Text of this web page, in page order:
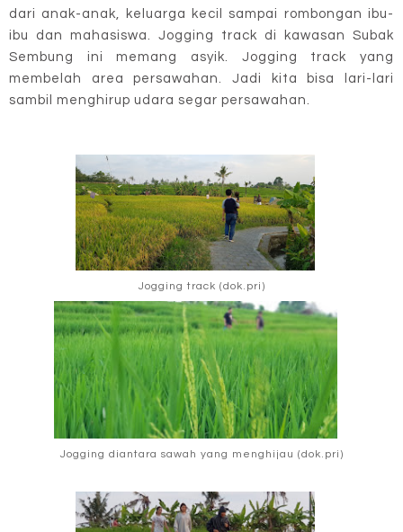
dari anak-anak, keluarga kecil sampai rombongan ibu-
ibu dan mahasiswa. Jogging track di kawasan Subak
Sembung ini memang asyik. Jogging track yang
membelah area persawahan. Jadi kita bisa lari-lari
sambil menghirup udara segar persawahan.
Jogging track (dok.pri)
Jogging diantara sawah yang menghijau (dok.pri)